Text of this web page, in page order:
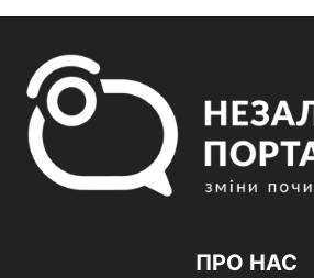
ПРО НАС